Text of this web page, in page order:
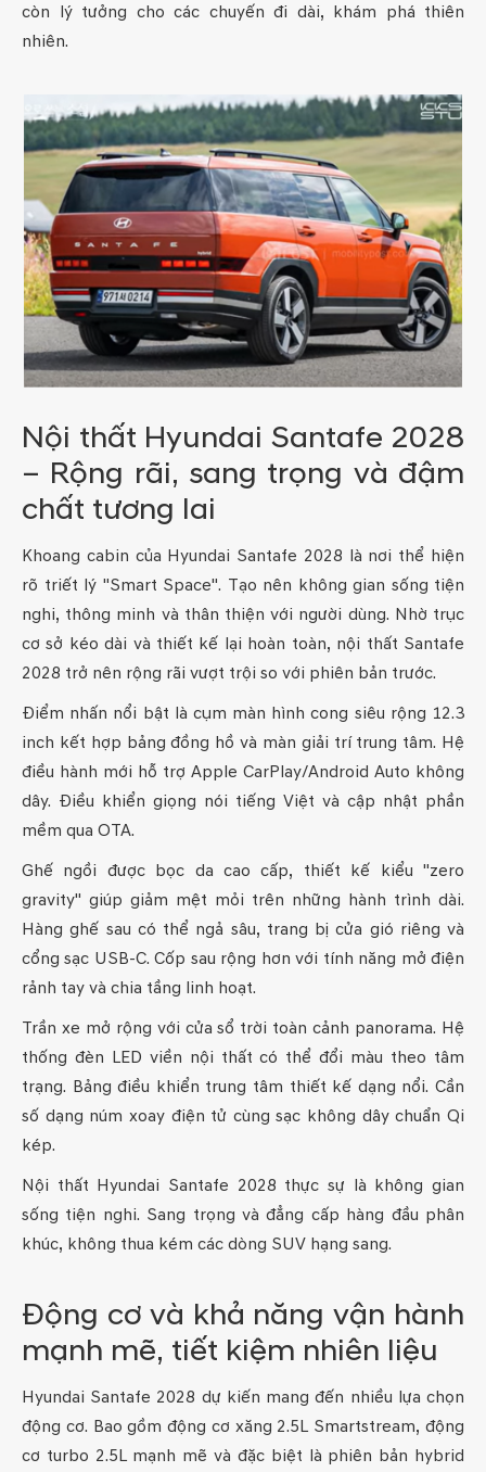
còn lý tưởng cho các chuyến đi dài, khám phá thiên
nhiên.
Nội thất Hyundai Santafe 2028
– Rộng rãi, sang trọng và đậm
chất tương lai
Khoang cabin của Hyundai Santafe 2028 là nơi thể hiện
rõ triết lý "Smart Space". Tạo nên không gian sống tiện
nghi, thông minh và thân thiện với người dùng. Nhờ trục
cơ sở kéo dài và thiết kế lại hoàn toàn, nội thất Santafe
2028 trở nên rộng rãi vượt trội so với phiên bản trước.
Điểm nhấn nổi bật là cụm màn hình cong siêu rộng 12.3
inch kết hợp bảng đồng hồ và màn giải trí trung tâm. Hệ
điều hành mới hỗ trợ Apple CarPlay/Android Auto không
dây. Điều khiển giọng nói tiếng Việt và cập nhật phần
mềm qua OTA.
Ghế ngồi được bọc da cao cấp, thiết kế kiểu "zero
gravity" giúp giảm mệt mỏi trên những hành trình dài.
Hàng ghế sau có thể ngả sâu, trang bị cửa gió riêng và
cổng sạc USB-C. Cốp sau rộng hơn với tính năng mở điện
rảnh tay và chia tầng linh hoạt.
Trần xe mở rộng với cửa sổ trời toàn cảnh panorama. Hệ
thống đèn LED viền nội thất có thể đổi màu theo tâm
trạng. Bảng điều khiển trung tâm thiết kế dạng nổi. Cần
số dạng núm xoay điện tử cùng sạc không dây chuẩn Qi
kép.
Nội thất Hyundai Santafe 2028 thực sự là không gian
sống tiện nghi. Sang trọng và đẳng cấp hàng đầu phân
khúc, không thua kém các dòng SUV hạng sang.
Động cơ và khả năng vận hành
mạnh mẽ, tiết kiệm nhiên liệu
Hyundai Santafe 2028 dự kiến mang đến nhiều lựa chọn
động cơ. Bao gồm động cơ xăng 2.5L Smartstream, động
cơ turbo 2.5L mạnh mẽ và đặc biệt là phiên bản hybrid